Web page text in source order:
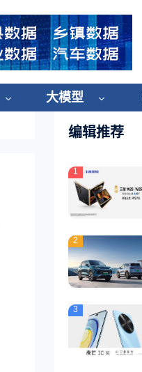
大模型
编辑推荐
1
2
3